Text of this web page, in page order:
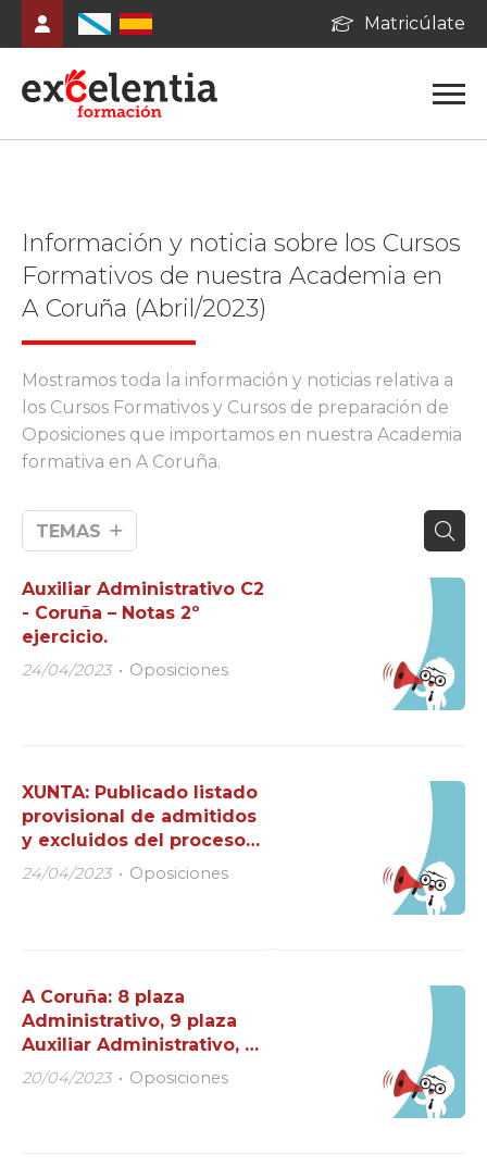
Matricúlate
Información y noticia sobre los Cursos
Formativos de nuestra Academia en
A Coruña (Abril/2023)
Mostramos toda la información y noticias relativa a
los Cursos Formativos y Cursos de preparación de
Oposiciones que importamos en nuestra Academia
formativa en A Coruña.
TEMAS
Auxiliar Administrativo C2
- Coruña – Notas 2º
ejercicio.
24/04/2023 Oposiciones
XUNTA: Publicado listado
provisional de admitidos
y excluidos del proceso
selectivo del cuerpo
administrativo C2 Xunta..
24/04/2023 Oposiciones
A Coruña: 8 plaza
Administrativo, 9 plaza
Auxiliar Administrativo, 5
Subalterno.
20/04/2023 Oposiciones